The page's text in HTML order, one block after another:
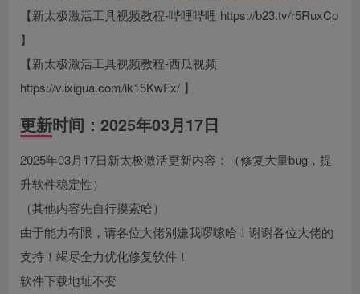
【新太极激活工具视频教程-哔哩哔哩 https://b23.tv/r5RuxCp
】
【新太极激活工具视频教程-西瓜视频
https://v.ixigua.com/ik15KwFx/ 】
更新时间：2025年03月17日
2025年03月17日新太极激活更新内容：（修复大量bug，提
升软件稳定性）
（其他内容先自行摸索哈）
由于能力有限，请各位大佬别嫌我啰嗦哈！谢谢各位大佬的
支持！竭尽全力优化修复软件！
软件下载地址不变